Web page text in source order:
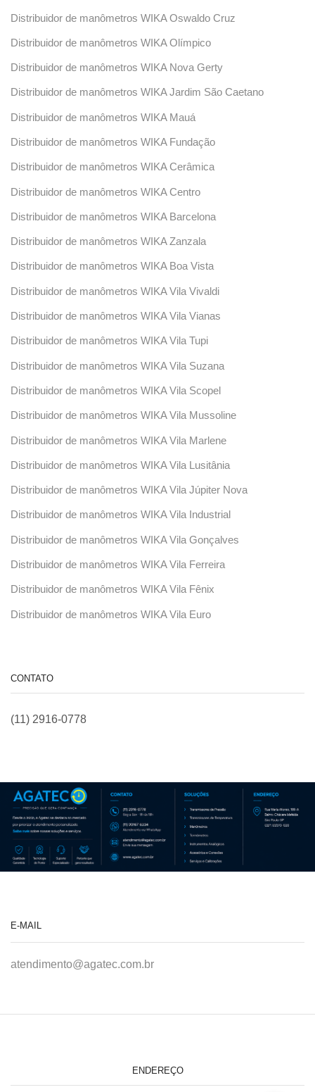
Distribuidor de manômetros WIKA Oswaldo Cruz
Distribuidor de manômetros WIKA Olímpico
Distribuidor de manômetros WIKA Nova Gerty
Distribuidor de manômetros WIKA Jardim São Caetano
Distribuidor de manômetros WIKA Mauá
Distribuidor de manômetros WIKA Fundação
Distribuidor de manômetros WIKA Cerâmica
Distribuidor de manômetros WIKA Centro
Distribuidor de manômetros WIKA Barcelona
Distribuidor de manômetros WIKA Zanzala
Distribuidor de manômetros WIKA Boa Vista
Distribuidor de manômetros WIKA Vila Vivaldi
Distribuidor de manômetros WIKA Vila Vianas
Distribuidor de manômetros WIKA Vila Tupi
Distribuidor de manômetros WIKA Vila Suzana
Distribuidor de manômetros WIKA Vila Scopel
Distribuidor de manômetros WIKA Vila Mussoline
Distribuidor de manômetros WIKA Vila Marlene
Distribuidor de manômetros WIKA Vila Lusitânia
Distribuidor de manômetros WIKA Vila Júpiter Nova
Distribuidor de manômetros WIKA Vila Industrial
Distribuidor de manômetros WIKA Vila Gonçalves
Distribuidor de manômetros WIKA Vila Ferreira
Distribuidor de manômetros WIKA Vila Fênix
Distribuidor de manômetros WIKA Vila Euro
CONTATO
(11) 2916-0778
E-MAIL
atendimento@agatec.com.br
ENDEREÇO